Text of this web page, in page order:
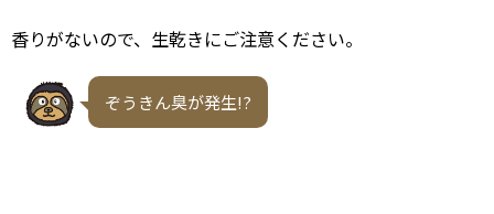
香りがないので、生乾きにご注意ください。
ぞうきん臭が発生!?